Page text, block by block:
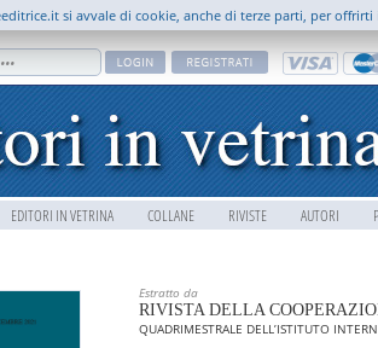
EDITORI IN VETRINA COLLANE RIVISTE AUTORI
si avvale di cookie, anche di terze parti, per
Estratto da
RIVISTA DELLA
QUADRIMESTRALE DELL’ISTITUTO